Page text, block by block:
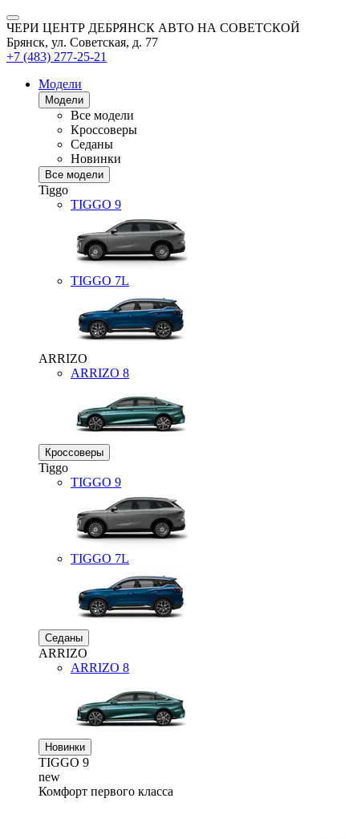
ЧЕРИ ЦЕНТР ДЕБРЯНСК АВТО НА СОВЕТСКОЙ
Брянск, ул. Советская, д. 77
+7 (483) 277-25-21
Модели
Модели
Все модели
Кроссоверы
Седаны
Новинки
Все модели
Tiggo
TIGGO 9
TIGGO 7L
ARRIZO
ARRIZO 8
Кроссоверы
Tiggo
TIGGO 9
TIGGO 7L
Седаны
ARRIZO
ARRIZO 8
Новинки
TIGGO 9
new
Комфорт первого класса